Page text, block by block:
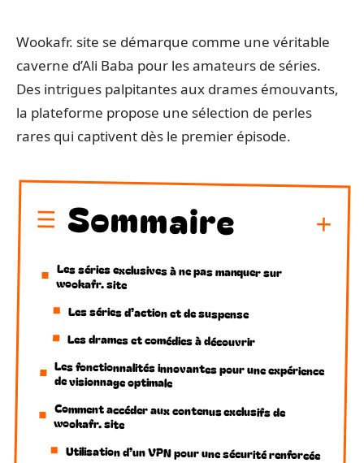
Wookafr. site se démarque comme une véritable
caverne d’Ali Baba pour les amateurs de séries.
Des intrigues palpitantes aux drames émouvants,
la plateforme propose une sélection de perles
rares qui captivent dès le premier épisode.
Sommaire
Les séries exclusives à ne pas manquer sur
wookafr. site
Les séries d’action et de suspense
Les drames et comédies à découvrir
Les fonctionnalités innovantes pour une expérience
de visionnage optimale
Comment accéder aux contenus exclusifs de
wookafr. site
Utilisation d’un VPN pour une sécurité renforcée